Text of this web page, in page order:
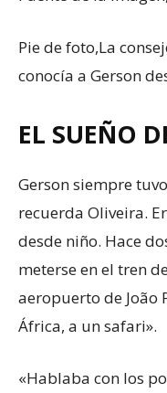
Pie de foto,La
conocía a Gerson
EL SUEÑO
Gerson siempre
recuerda Oliveira.
desde niño. Hace
meterse en el tren
aeropuerto de João
África, a un safari».
«Hablaba con los